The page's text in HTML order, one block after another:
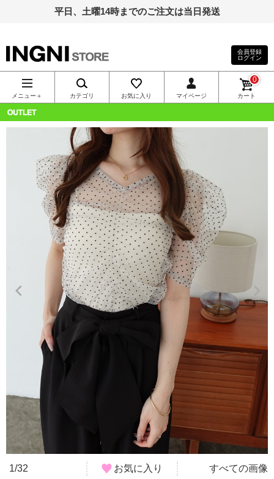
平日、土曜14時までのご注文は当日発送
INGNI（イン
グ）公式通
販｜INGNI
STORE
会員登録
ログイン
メニュー＋ カテゴリ お気に入り マイページ カート
0
OUTLET
1/32 お気に入り すべての画像